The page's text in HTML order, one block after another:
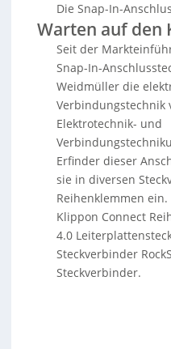
Die Snap-In-
Warten auf den
Seit der
Snap-In-
Weidmüller die
Verbindungstechnik
Elektrotechnik- und
Erfinder dieser
sie in diversen
Reihenklemmen
Klippon Connect
4.0
Steckverbinder
Steckverbinder.